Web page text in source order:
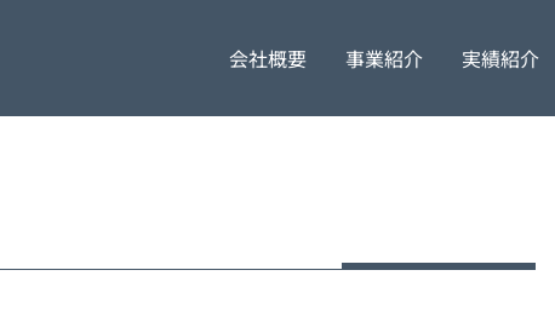
会社概要
代表挨拶 企業理念
事業紹介 実績紹介
橋梁工事
採用担当者より